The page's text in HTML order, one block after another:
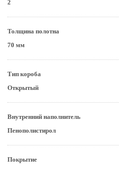
2
Толщина полотна
70 мм
Тип короба
Открытый
Внутренний наполнитель
Пенополистирол
Покрытие